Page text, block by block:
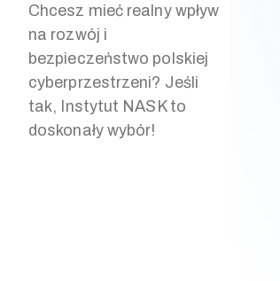
Chcesz mieć realny wpływ
na rozwój i
bezpieczeństwo polskiej
cyberprzestrzeni? Jeśli
tak, Instytut NASK to
doskonały wybór!